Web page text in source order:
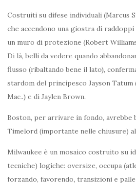
Costruiti su difese individuali (Marcus
che accendono una giostra di
un muro di protezione (Robert
Di là, belli da vedere quando
flusso (ribaltando bene il lato),
stardom del principesco Jayson Tatum
Mac..) e di Jaylen Brown.
Boston, per arrivare in fondo, avrebbe
Timelord (importante nelle chiusure)
Milwaukee è un mosaico costruito su
tecniche) logiche: oversize, occupa
forzando, favorendo, transizioni e